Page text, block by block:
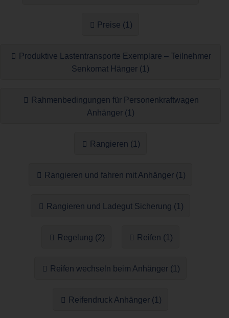
Preise (1)
Produktive Lastentransporte Exemplare – Teilnehmer
Senkomat Hänger (1)
Rahmenbedingungen für Personenkraftwagen
Anhänger (1)
Rangieren (1)
Rangieren und fahren mit Anhänger (1)
Rangieren und Ladegut Sicherung (1)
Regelung (2) Reifen (1)
Reifen wechseln beim Anhänger (1)
Reifendruck Anhänger (1)